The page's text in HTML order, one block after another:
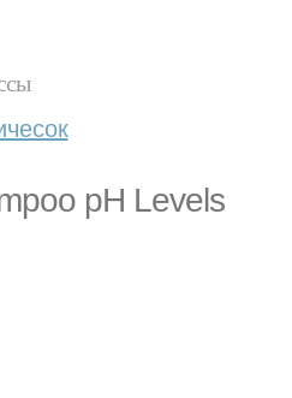
pH Levels